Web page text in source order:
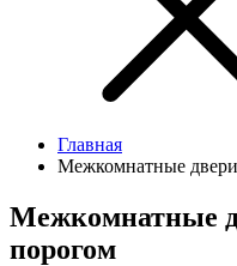
Главная
Межкомнатные двери
Межкомнатные
порогом